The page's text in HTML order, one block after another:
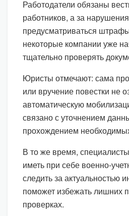
Работодатели обязаны
работников, а за
предусматриваться
некоторые компании уже
тщательно проверять
Юристы отмечают: сама
или вручение повестки не
автоматическую
связано с уточнением
прохождением
В то же время,
иметь при себе военно-
следить за актуальностью
поможет избежать лишних
проверках.